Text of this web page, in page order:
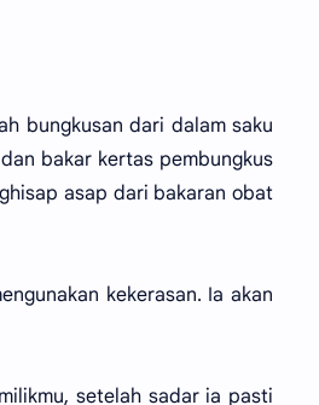
bungkusan dari dalam saku
bakar kertas pembungkus
asap dari bakaran obat
kekerasan. Ia akan
setelah sadar ia pasti